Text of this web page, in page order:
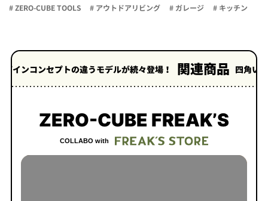
# ZERO-CUBE TOOLS # アウトドアリビング # ガレージ # キッチン
の違うモデルが続々登場！ 関連商品 四角い箱ZERO-CUBE
ZERO-CUBE FREAK’S
COLLABO with